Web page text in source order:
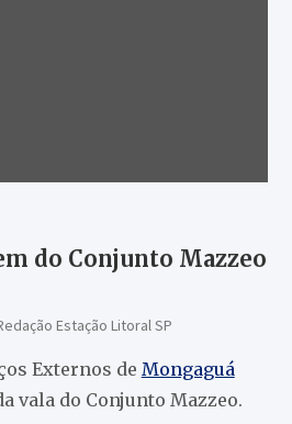
do Conjunto Mazzeo
Estação Litoral SP
Externos de Mongaguá
vala do Conjunto Mazzeo.